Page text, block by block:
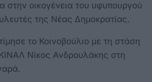
στην οικογένεια του υφυπουργού
της Νέας Δημοκρατίας.
το Κοινοβούλιο με τη στάση
Νίκος Ανδρουλάκης στη